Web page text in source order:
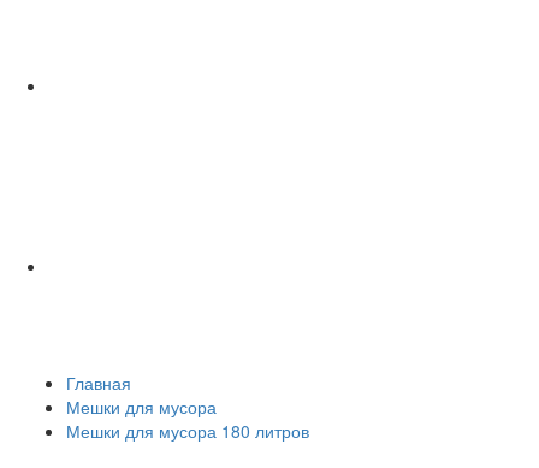
Главная
Мешки для мусора
Мешки для мусора 180 литров